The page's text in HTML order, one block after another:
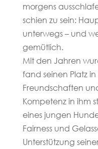
morgens
schien zu sein:
unterwegs – und
gemütlich.
Mit den Jahren
fand seinen Platz
Freundschaften
Kompetenz in ihm
eines jungen
Fairness und
Unterstützung